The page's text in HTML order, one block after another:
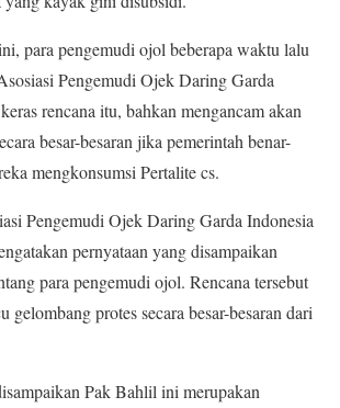
para pengemudi ojol beberapa waktu lalu
Pengemudi Ojek Daring Garda
rencana itu, bahkan mengancam akan
besar-besaran jika pemerintah benar-
mengkonsumsi Pertalite cs.
Pengemudi Ojek Daring Garda Indonesia
pernyataan yang disampaikan
para pengemudi ojol. Rencana tersebut
gelombang protes secara besar-besaran dari
Pak Bahlil ini merupakan